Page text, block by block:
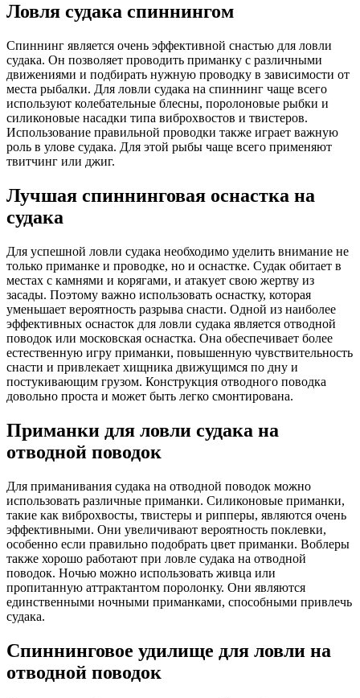
Ловля судака спиннингом
Спиннинг является очень эффективной снастью для ловли
судака. Он позволяет проводить приманку с различными
движениями и подбирать нужную проводку в зависимости от
места рыбалки. Для ловли судака на спиннинг чаще всего
используют колебательные блесны, поролоновые рыбки и
силиконовые насадки типа виброхвостов и твистеров.
Использование правильной проводки также играет важную
роль в улове судака. Для этой рыбы чаще всего применяют
твитчинг или джиг.
Лучшая спиннинговая оснастка на
судака
Для успешной ловли судака необходимо уделить внимание не
только приманке и проводке, но и оснастке. Судак обитает в
местах с камнями и корягами, и атакует свою жертву из
засады. Поэтому важно использовать оснастку, которая
уменьшает вероятность разрыва снасти. Одной из наиболее
эффективных оснасток для ловли судака является отводной
поводок или московская оснастка. Она обеспечивает более
естественную игру приманки, повышенную чувствительность
снасти и привлекает хищника движущимся по дну и
постукивающим грузом. Конструкция отводного поводка
довольно проста и может быть легко смонтирована.
Приманки для ловли судака на
отводной поводок
Для приманивания судака на отводной поводок можно
использовать различные приманки. Силиконовые приманки,
такие как виброхвосты, твистеры и рипперы, являются очень
эффективными. Они увеличивают вероятность поклевки,
особенно если правильно подобрать цвет приманки. Воблеры
также хорошо работают при ловле судака на отводной
поводок. Ночью можно использовать живца или
пропитанную аттрактантом поролонку. Они являются
единственными ночными приманками, способными привлечь
судака.
Спиннинговое удилище для ловли на
отводной поводок